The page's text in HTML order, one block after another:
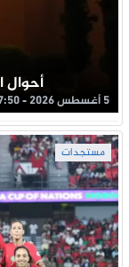
أحوال
5 أغسطس 2026 - 7:50
مستجدات